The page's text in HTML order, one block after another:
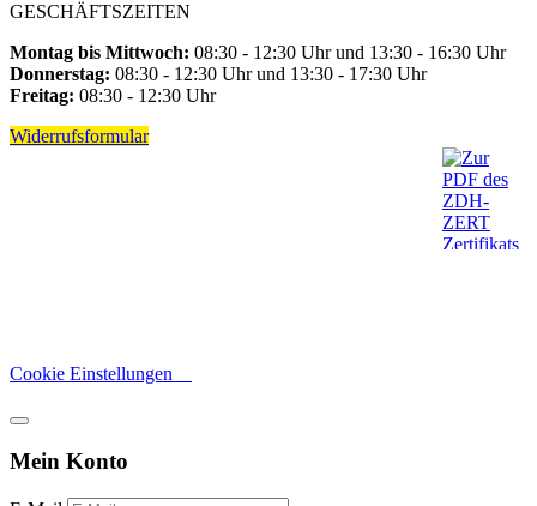
GESCHÄFTSZEITEN
Montag bis Mittwoch: 08:30 - 12:30 Uhr und 13:30 - 16:30 Uhr
Donnerstag: 08:30 - 12:30 Uhr und 13:30 - 17:30 Uhr
Freitag: 08:30 - 12:30 Uhr
Widerrufsformular
Cookie Einstellungen
Mein Konto